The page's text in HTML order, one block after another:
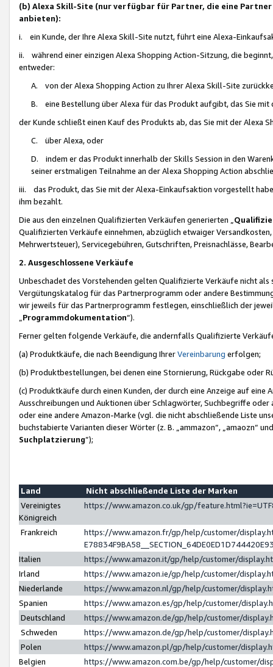
(b) Alexa Skill-Site (nur verfügbar für Partner, die eine
anbieten):
i. ein Kunde, der Ihre Alexa Skill-Site nutzt, führt eine Alexa-
ii. während einer einzigen Alexa Shopping Action-Sitzung, die
entweder:
A. von der Alexa Shopping Action zu Ihrer Alexa Skill-Site
B. eine Bestellung über Alexa für das Produkt aufgibt, das Sie mit
der Kunde schließt einen Kauf des Produkts ab, das Sie mit der Alexa
C. über Alexa, oder
D. indem er das Produkt innerhalb der Skills Session in den
seiner erstmaligen Teilnahme an der Alexa Shopping Action
iii. das Produkt, das Sie mit der Alexa-Einkaufsaktion vorgestellt
ihm bezahlt.
Die aus den einzelnen Qualifizierten Verkäufen generierten „
Qualifizierten Verkäufe einnehmen, abzüglich etwaiger
Mehrwertsteuer), Servicegebühren, Gutschriften, Preisnachlässe,
2. Ausgeschlossene Verkäufe
Unbeschadet des Vorstehenden gelten Qualifizierte Verkäufe nicht
Vergütungskatalog für das Partnerprogramm oder andere
wir jeweils für das Partnerprogramm festlegen, einschließlich der
Programmdokumentation“).
Ferner gelten folgende Verkäufe, die andernfalls Qualifizierte
(a) Produktkäufe, die nach Beendigung IhrerVereinbarung erfolgen;
(b) Produktbestellungen, bei denen eine Stornierung, Rückgabe oder
(c) Produktkäufe durch einen Kunden, der durch eine Anzeige auf
Ausschreibungen und Auktionen über Schlagwörter, Suchbegriffe
oder eine andere Amazon-Marke (vgl. die nicht abschließende Liste
buchstabierte Varianten dieser Wörter (z. B. „ammazon“, „amaozn“
Suchplatzierung”);
Land
Nicht abschließende Liste der Marken
Vereinigtes
Königreich
https://www.amazon.co.uk/gp/
Frankreich
https://www.amazon.fr/gp/help/customer/
Italien
https://www.amazon.it/gp/help/customer/
Irland
https://www.amazon.ie/gp/help/customer/
Niederlande
https://www.amazon.nl/gp/help/customer/
Spanien
https://www.amazon.es/gp/help/customer/
Deutschland
https://www.amazon.de/gp/help/customer/
Schweden
https://www.amazon.de/gp/help/customer/
Polen
https://www.amazon.pl/gp/help/customer/
Belgien
https://www.amazon.com.be/gp/help/customer/